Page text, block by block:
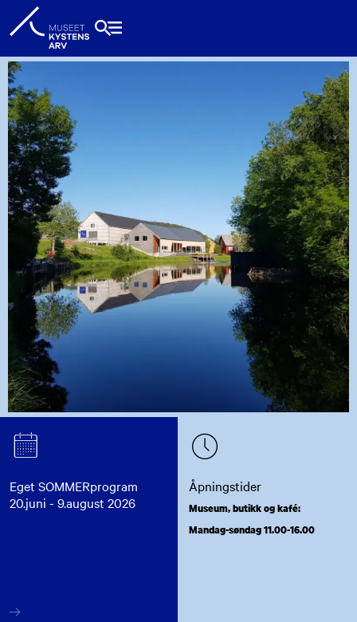
Eget SOMMERprogram
20.juni - 9.august 2026
Åpningstider
Museum, butikk og kafé:
Mandag-søndag 11.00-16.00